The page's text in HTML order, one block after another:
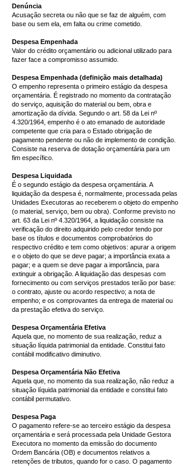
Denúncia
Acusação secreta ou não que se faz de alguém, com
base ou sem ela, em falta ou crime cometido.
Despesa Empenhada
Valor do crédito orçamentário ou adicional utilizado para
fazer face a compromisso assumido.
Despesa Empenhada (definição mais detalhada)
O empenho representa o primeiro estágio da despesa
orçamentária. É registrado no momento da contratação
do serviço, aquisição do material ou bem, obra e
amortização da dívida. Segundo o art. 58 da Lei nº
4.320/1964, empenho é o ato emanado de autoridade
competente que cria para o Estado obrigação de
pagamento pendente ou não de implemento de condição.
Consiste na reserva de dotação orçamentária para um
fim específico.
Despesa Liquidada
É o segundo estágio da despesa orçamentária. A
liquidação da despesa é, normalmente, processada pelas
Unidades Executoras ao receberem o objeto do empenho
(o material, serviço, bem ou obra). Conforme previsto no
art. 63 da Lei nº 4.320/1964, a liquidação consiste na
verificação do direito adquirido pelo credor tendo por
base os títulos e documentos comprobatórios do
respectivo crédito e tem como objetivos: apurar a origem
e o objeto do que se deve pagar; a importância exata a
pagar; e a quem se deve pagar a importância, para
extinguir a obrigação. A liquidação das despesas com
fornecimento ou com serviços prestados terão por base:
o contrato, ajuste ou acordo respectivo; a nota de
empenho; e os comprovantes da entrega de material ou
da prestação efetiva do serviço.
Despesa Orçamentária Efetiva
Aquela que, no momento de sua realização, reduz a
situação líquida patrimonial da entidade. Constitui fato
contábil modificativo diminutivo.
Despesa Orçamentária Não Efetiva
Aquela que, no momento da sua realização, não reduz a
situação líquida patrimonial da entidade e constitui fato
contábil permutativo.
Despesa Paga
O pagamento refere-se ao terceiro estágio da despesa
orçamentária e será processada pela Unidade Gestora
Executora no momento da emissão do documento
Ordem Bancária (OB) e documentos relativos a
retenções de tributos, quando for o caso. O pagamento